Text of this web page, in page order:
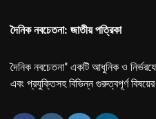
দৈনিক নবচেতনা: জাতীয় পত্রিকা
দৈনিক নবচেতনা" একটি আধুনিক ও
এবং প্রযুক্তিসহ বিভিন্ন গুরুত্বপূর্ণ